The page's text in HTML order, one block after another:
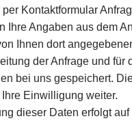
Kontaktformular
Ihre Angaben aus dem
Ihnen dort
der Anfrage und für
bei uns gespeichert.
Einwilligung weiter.
dieser Daten erfolgt